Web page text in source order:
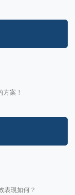
案！
表現如何？